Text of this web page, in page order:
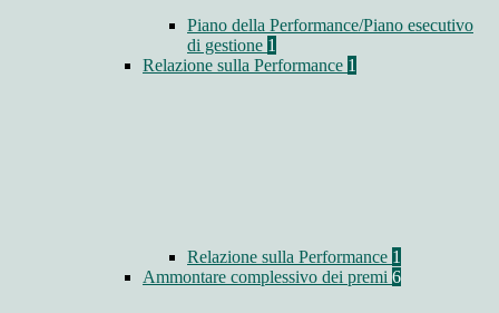
Piano della Performance/Piano esecutivo
di gestione 1
Relazione sulla Performance 1
Relazione sulla Performance 1
Ammontare complessivo dei premi 6